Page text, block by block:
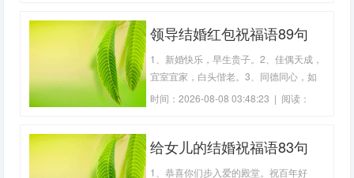
永在，白头偕老！5、祝福，祝福你们在
6、你们能成为
领导结婚红包祝福语89句
1、新婚快乐，早生贵子。2、佳偶天成，
宜室宜家，白头偕老。3、同德同心，如
鼓琴瑟，花开并蒂。4、天作之合，心心
盟，盟结良缘。7、百年琴瑟，百年偕
时间：2026-08-08 03:48:23 | 阅读：
给女儿的结婚祝福语83句
1、恭喜你们步入爱的殿堂。祝百年好